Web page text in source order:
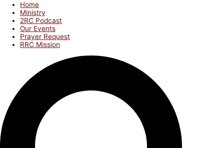
Home
Ministry
2RC Podcast
Our Events
Prayer Request
RRC Mission